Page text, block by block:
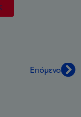
Επόμενο